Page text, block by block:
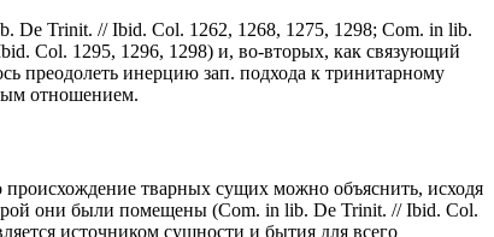
De Trinit. // Ibid. Col. 1262, 1268, 1275, 1298; Com. in lib.
Col. 1295, 1296, 1298) и, во-вторых, как связующий
преодолеть инерцию зап. подхода к тринитарному
отношением.
тварных сущих можно объяснить, исходя
рой они были помещены (Com. in lib. De Trinit. // Ibid. Col.
источником сущности и бытия для всего